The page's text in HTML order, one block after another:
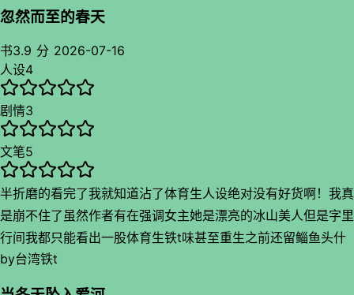
情形虽然多但是描写得有点浅我觉得还是没我想要的那股味道，
行了，回到原世界的女主妈妈似乎和书里不是同一个？要是展开
说说就好了感觉会很有意思，而且原生家庭很幸福也开始因此展
开说说啊哈哈哈不贵关于信息素之类的描写我觉得还不错，至少
看着没有很不适无聊，而且穿过去生物拿个位数是通用设定吗还
有很多感觉在某本小说也看到过是借鉴了这本吗，那本写得很难
看
这本大火的书听名而看，确实是不错而且剧情紧凑有看点蛮吸引
人眼球，但是没有让我爱看到那个地步，作者笔力夹杂在神人之
间而且貌似是职业写abo啊全是的但这个书名我真是没有从小说
惜只写了一点点。最重要是作者写车写得很香就是体型差有点难
以想象，但是描写得很有情调感觉慢慢升温张力持续中，特别是
搞新花样的时候哈哈
而且阴差阳错在去北海的开头点开看的结果看着看着发现居然就
是故事背景地，有种宿命感
忽然而至的春天
书3.9 分 2026-07-16
人设4
剧情3
文笔5
半折磨的看完了我就知道沾了体育生人设绝对没有好货啊！我真
是崩不住了虽然作者有在强调女主她是漂亮的冰山美人但是字里
行间我都只能看出一股体育生铁t味甚至重生之前还留鲻鱼头什
么刻板形象大集结，我只能看到一个绝望的t而且疑似攻受不逆
by台湾铁t